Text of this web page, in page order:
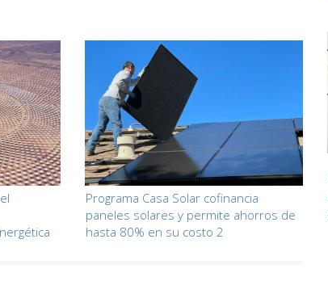
Programa Casa Solar cofinancia
paneles solares y permite ahorros de
hasta 80% en su costo 2